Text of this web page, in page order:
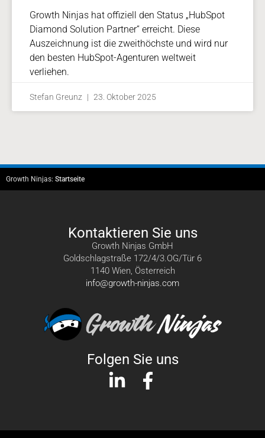
Growth Ninjas hat offiziell den Status „HubSpot
Diamond Solution Partner“ erreicht. Diese
Auszeichnung ist die zweithöchste und wird nur
den besten HubSpot-Agenturen weltweit
verliehen.
Stefan Greunz 23. Oktober 2025
Growth Ninjas: Startseite
Kontaktieren Sie uns
Growth Ninjas GmbH
Goldschlagstraße 172/4/3.OG/Tür 6
1140 Wien, Österreich
info@growth-ninjas.com
Folgen Sie uns
L
i
k
F
a
e